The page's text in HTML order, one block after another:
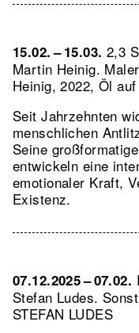
15.02. – 15.03. 2,3
Martin Heinig.
Heinig, 2022, Öl
Seit Jahrzehnten
menschlichen
Seine
entwickeln eine
emotionaler Kraft,
Existenz.
07.12.2025 – 07.02.
Stefan Ludes.
STEFAN LUDES